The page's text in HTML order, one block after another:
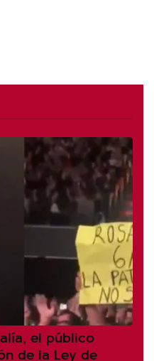
el público
de la Ley de